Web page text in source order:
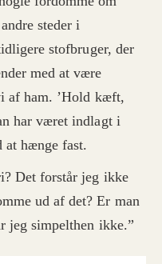
steder i
stofbruger, der
med at være
af ham. ’Hold kæft,
har været indlagt i
at hænge fast.
Det forstår jeg ikke
ud af det? Er man
jeg simpelthen ikke.”